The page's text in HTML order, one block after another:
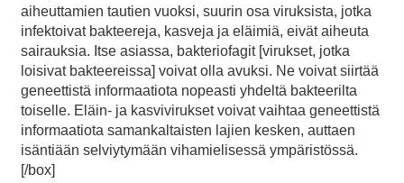
aiheuttamien tautien vuoksi, suurin osa viruksista, jotka
infektoivat bakteereja, kasveja ja eläimiä, eivät aiheuta
sairauksia. Itse asiassa, bakteriofagit [virukset, jotka
loisivat bakteereissa] voivat olla avuksi. Ne voivat siirtää
geneettistä informaatiota nopeasti yhdeltä bakteerilta
toiselle. Eläin- ja kasvivirukset voivat vaihtaa geneettistä
informaatiota samankaltaisten lajien kesken, auttaen
isäntiään selviytymään vihamielisessä ympäristössä.
[/box]